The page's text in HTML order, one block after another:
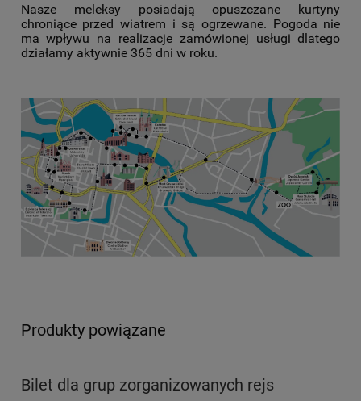
Nasze meleksy posiadają opuszczane kurtyny
chroniące przed wiatrem i są ogrzewane. Pogoda nie
ma wpływu na realizacje zamówionej usługi dlatego
działamy aktywnie 365 dni w roku.
Produkty powiązane
Bilet dla grup zorganizowanych rejs